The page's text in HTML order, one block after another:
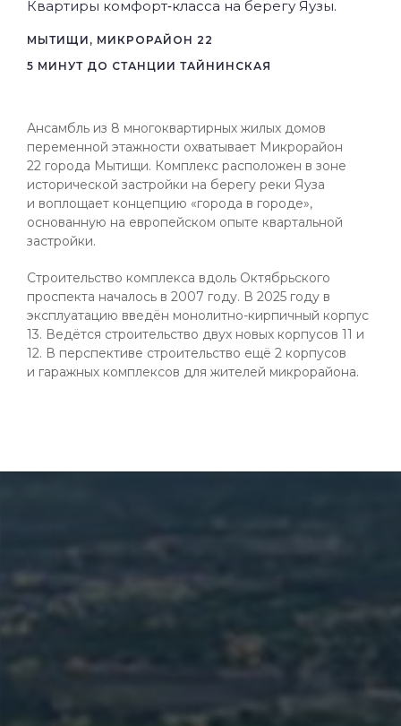
Квартиры комфорт‑класса на берегу Яузы.
МЫТИЩИ, МИКРОРАЙОН 22
5 МИНУТ ДО СТАНЦИИ ТАЙНИНСКАЯ
Ансамбль из 8 многоквартирных жилых домов
переменной этажности охватывает Микрорайон
22 города Мытищи. Комплекс расположен в зоне
исторической застройки на берегу реки Яуза
и воплощает концепцию «города в городе»,
основанную на европейском опыте квартальной
застройки.
Строительство комплекса вдоль Октябрьского
проспекта началось в 2007 году. В 2025 году в
эксплуатацию введён монолитно-кирпичный корпус
13. Ведётся строительство двух новых корпусов 11 и
12. В перспективе строительство ещё 2 корпусов
и гаражных комплексов для жителей микрорайона.